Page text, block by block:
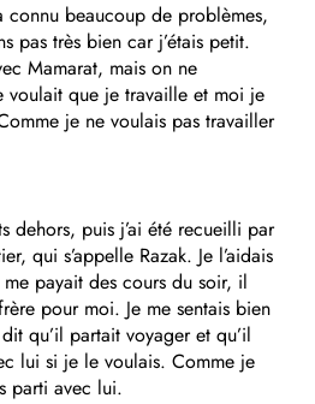
connu beaucoup de problèmes,
pas très bien car j’étais petit.
Mamarat, mais on ne
voulait que je travaille et moi je
je ne voulais pas travailler
dehors, puis j’ai été recueilli par
qui s’appelle Razak. Je l’aidais
payait des cours du soir, il
pour moi. Je me sentais bien
qu’il partait voyager et qu’il
lui si je le voulais. Comme je
parti avec lui.